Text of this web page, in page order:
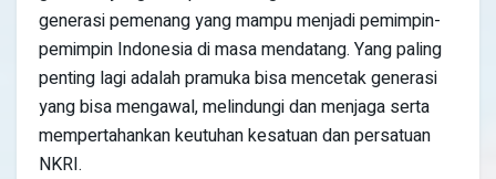
generasi pemenang yang mampu menjadi pemimpin-
pemimpin Indonesia di masa mendatang. Yang paling
penting lagi adalah pramuka bisa mencetak generasi
yang bisa mengawal, melindungi dan menjaga serta
mempertahankan keutuhan kesatuan dan persatuan
NKRI.